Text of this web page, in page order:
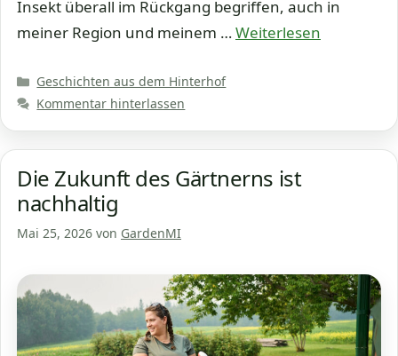
Insekt überall im Rückgang begriffen, auch in
meiner Region und meinem …Weiterlesen
Kategorien
Geschichten aus dem Hinterhof
Kommentar hinterlassen
Die Zukunft des Gärtnerns ist
nachhaltig
Mai 25, 2026 von GardenMI